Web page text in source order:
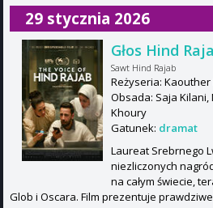
29 stycznia 2026
Głos Hind
Sawt Hind Rajab
Reżyseria: Kaouther
Obsada: Saja
Khoury
Gatunek: dramat
Laureat Srebrnego
niezliczonych
na całym świecie,
Glob i Oscara. Film prezentuje